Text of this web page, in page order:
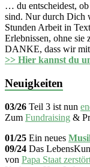
… du entscheidest,
sind. Nur durch Dich
Stunden Arbeit in
Erlebnissen, ohne sie
DANKE, dass wir mit
>> Hier kannst du
Neuigkeiten
03/26 Teil 3 ist nun
Zum Fundraising &
01/25 Ein neues
09/24 Das
von Papa Staat